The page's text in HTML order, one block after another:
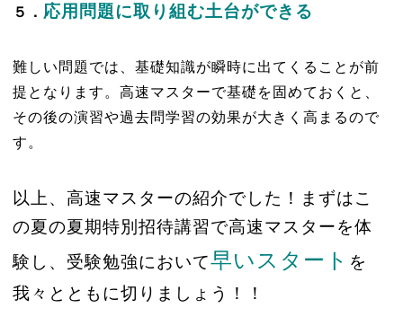
５． 応用問題に取り組む土台ができる
難しい問題では、基礎知識が瞬時に出てくることが前
提となります。高速マスターで基礎を固めておくと、
その後の演習や過去問学習の効果が大きく高まるので
す。
以上、高速マスターの紹介でした！まずはこ
の夏の夏期特別招待講習で高速マスターを体
験し、受験勉強において早いスタート を
我々とともに切りましょう！！